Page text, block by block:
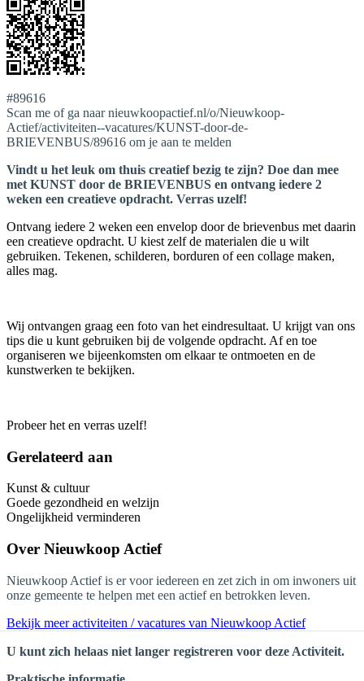
#89616
Scan me of ga naar nieuwkoopactief.nl/o/Nieuwkoop-
Actief/activiteiten--vacatures/KUNST-door-de-
BRIEVENBUS/89616 om je aan te melden
Vindt u het leuk om thuis creatief bezig te zijn? Doe dan mee
met KUNST door de BRIEVENBUS en ontvang iedere 2
weken een creatieve opdracht. Verras uzelf!
Ontvang iedere 2 weken een envelop door de brievenbus met daarin
een creatieve opdracht. U kiest zelf de materialen die u wilt
gebruiken. Tekenen, schilderen, borduren of een collage maken,
alles mag.
Wij ontvangen graag een foto van het eindresultaat. U krijgt van ons
tips die u kunt gebruiken bij de volgende opdracht. Af en toe
organiseren we bijeenkomsten om elkaar te ontmoeten en de
kunstwerken te bekijken.
Probeer het en verras uzelf!
Gerelateerd aan
Kunst & cultuur
Goede gezondheid en welzijn
Ongelijkheid verminderen
Over Nieuwkoop Actief
Nieuwkoop Actief is er voor iedereen en zet zich in om inwoners uit
onze gemeente te helpen met een actief en betrokken leven.
Bekijk meer activiteiten / vacatures van Nieuwkoop Actief
U kunt zich helaas niet langer registreren voor deze Activiteit.